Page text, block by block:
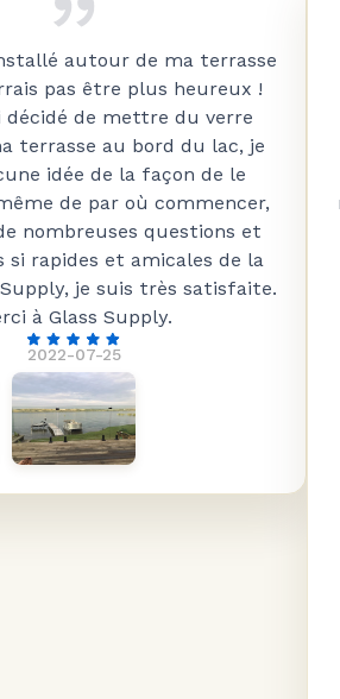
2022-07-25
autour de ma terrasse
pas être plus heureux !
décidé de mettre du verre
terrasse au bord du lac, je
idée de la façon de le
de par où commencer,
nombreuses questions et
si rapides et amicales de la
je suis très satisfaite.
à Glass Supply.